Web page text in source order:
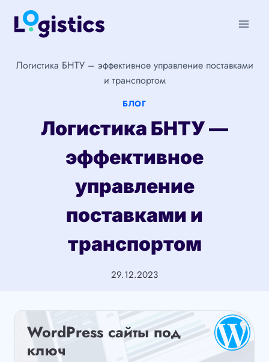
Перейти
Логистика БНТУ – эффективное управление поставками
и транспортом
БЛОГ
Логистика БНТУ —
эффективное
управление
поставками и
транспортом
29.12.2023
WordPress сайты под
ключ